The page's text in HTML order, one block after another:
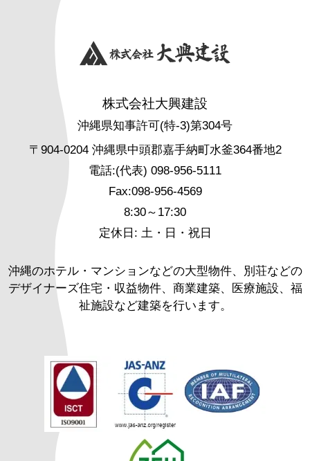
株式会社大興建設
沖縄県知事許可(特-3)第304号
〒904-0204 沖縄県中頭郡嘉手納町水釜364番地2
電話:(代表) 098-956-5111
Fax:098-956-4569
8:30～17:30
定休日: 土・日・祝日
沖縄のホテル・マンションなどの大型物件、別荘などの
デザイナーズ住宅・収益物件、商業建築、医療施設、福
祉施設など建築を行います。